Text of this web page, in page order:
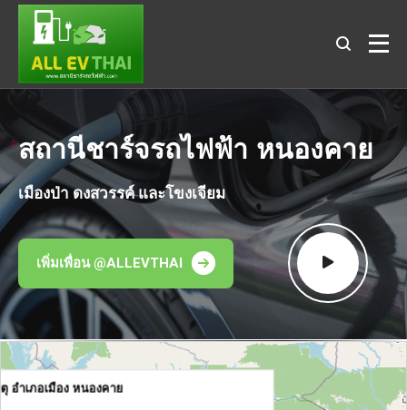
สถานีชาร์จรถไฟฟ้า หนองคาย
เมืองป่า ดงสวรรค์ และโขงเจียม
เพิ่มเพื่อน @ALLEVTHAI